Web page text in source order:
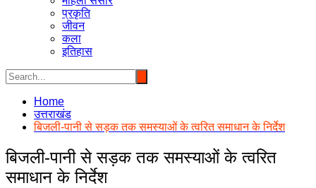
प्रकृति
जीवन
कला
इतिहास
Home
उत्तराखंड
बिजली-पानी से सड़क तक समस्याओं के त्वरित समाधान के निर्देश
बिजली-पानी से सड़क तक समस्याओं के त्वरित
समाधान के निर्देश